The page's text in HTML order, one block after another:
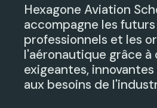
Hexagone Aviation
accompagne les
professionnels et les
l'aéronautique grâce à
exigeantes,
aux besoins de